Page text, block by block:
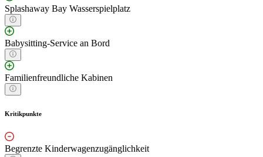
Splashaway Bay Wasserspielplatz
Babysitting-Service an Bord
Familienfreundliche Kabinen
Kritikpunkte
Begrenzte Kinderwagenzugänglichkeit